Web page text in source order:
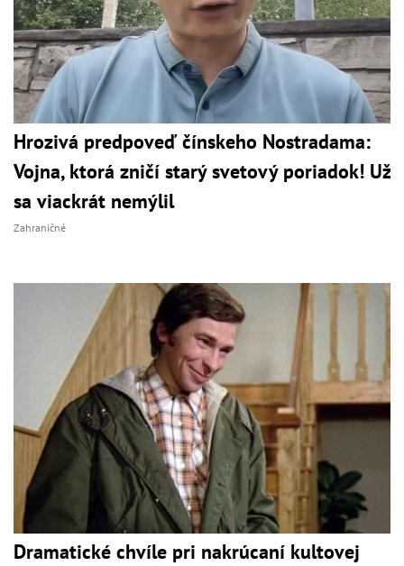
Hrozivá predpoveď čínskeho Nostradama:
Vojna, ktorá zničí starý svetový poriadok! Už
sa viackrát nemýlil
Zahraničné
Dramatické chvíle pri nakrúcaní kultovej